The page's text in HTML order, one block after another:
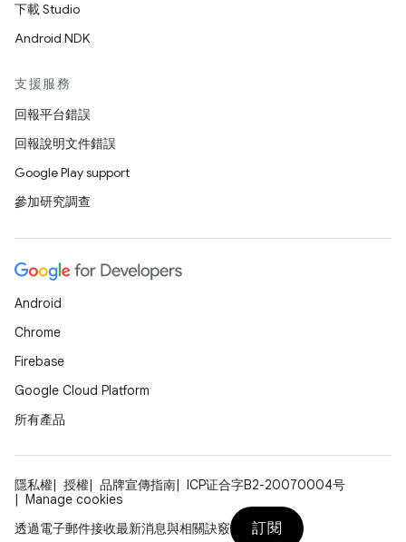
下載 Studio
Android NDK
支援服務
回報平台錯誤
回報說明文件錯誤
Google Play support
參加研究調查
Android
Chrome
Firebase
Google Cloud Platform
所有產品
隱私權 授權 品牌宣傳指南
ICP证合字B2-20070004号
Manage cookies
透過電子郵件接收最新消息與相關訣竅
訂閱